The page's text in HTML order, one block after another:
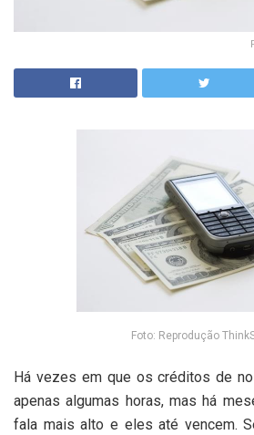
Foto: Reprodução
Há vezes em que os créditos de
apenas algumas horas, mas há
fala mais alto e eles até vencem.